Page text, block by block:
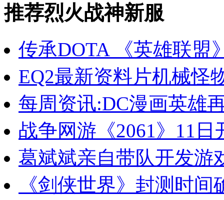
推荐烈火战神新服
传承DOTA 《英雄联盟
EQ2最新资料片机械怪
每周资讯:DC漫画英雄
战争网游《2061》11
葛斌斌亲自带队开发游
《剑侠世界》封测时